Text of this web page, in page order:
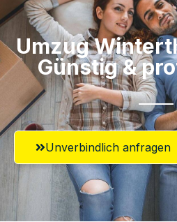
Umzug
Günstig &
Unverbindlich anfragen